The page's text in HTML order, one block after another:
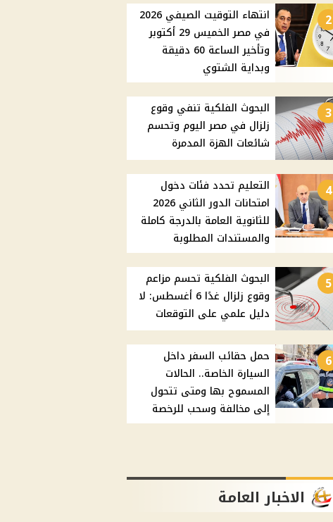
2
انتهاء التوقيت الصيفي 2026
في مصر الخميس 29 أكتوبر
وتأخير الساعة 60 دقيقة
وبداية الشتوي
3
البحوث الفلكية تنفي وقوع
زلزال في مصر اليوم وتحسم
شائعات الهزة المدمرة
4
التعليم تحدد فئات دخول
امتحانات الدور الثاني 2026
للثانوية العامة بالدرجة كاملة
والمستندات المطلوبة
5
البحوث الفلكية تحسم مزاعم
وقوع زلزال غدًا 6 أغسطس: لا
دليل علمي على التوقعات
6
حمل حقائب السفر داخل
السيارة الخاصة.. الحالات
المسموح بها ومتى تتحول
إلى مخالفة وسحب للرخصة
الاخبار العامة